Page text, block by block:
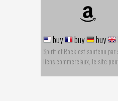
buy buy buy
Spirit of Rock est soutenu par
liens commerciaux, le site